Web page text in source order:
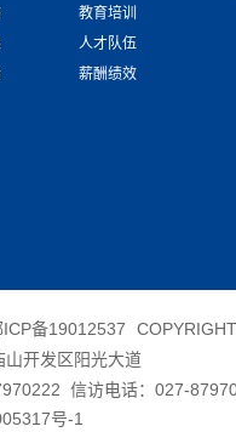
教育培训
人才队伍
薪酬绩效
ICP备19012537
山开发区阳光大道
信访电话：027-
号-1